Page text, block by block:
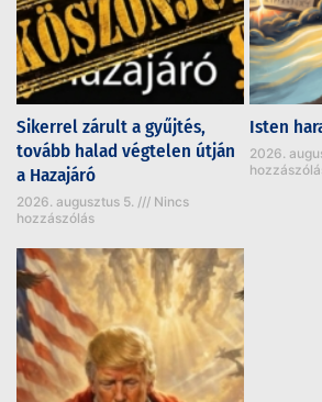
Sikerrel zárult a gyűjtés,
tovább halad végtelen útján
a Hazajáró
2026. augusztus 5.
Nincs
hozzászólás
Isten
2026.